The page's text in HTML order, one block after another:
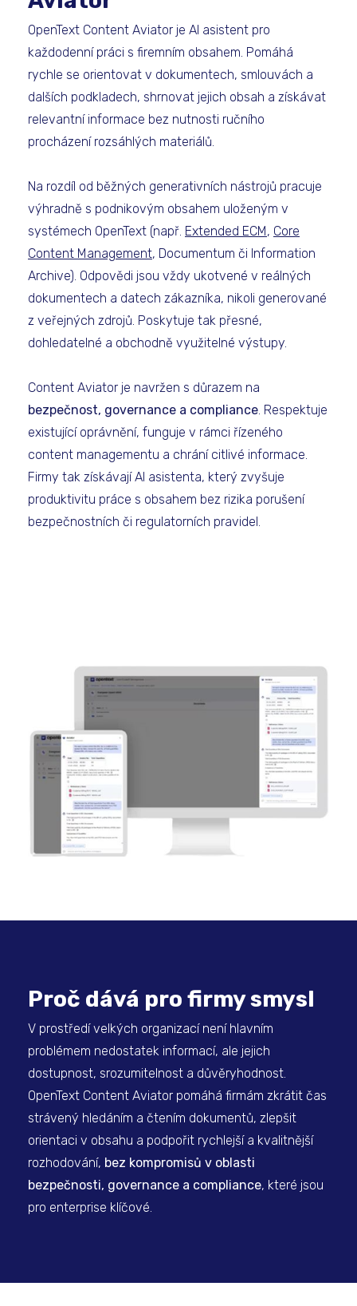
OpenText Content Aviator je AI asistent pro
každodenní práci s firemním obsahem. Pomáhá
rychle se orientovat v dokumentech, smlouvách a
dalších podkladech, shrnovat jejich obsah a získávat
relevantní informace bez nutnosti ručního
procházení rozsáhlých materiálů.
Na rozdíl od běžných generativních nástrojů pracuje
výhradně s podnikovým obsahem uloženým v
systémech OpenText (např. Extended ECM, Core
Content Management, Documentum či Information
Archive). Odpovědi jsou vždy ukotvené v reálných
dokumentech a datech zákazníka, nikoli generované
z veřejných zdrojů. Poskytuje tak přesné,
dohledatelné a obchodně využitelné výstupy.
Content Aviator je navržen s důrazem na
bezpečnost, governance a compliance . Respektuje
existující oprávnění, funguje v rámci řízeného
content managementu a chrání citlivé informace.
Firmy tak získávají AI asistenta, který zvyšuje
produktivitu práce s obsahem bez rizika porušení
bezpečnostních či regulatorních pravidel.
Proč dává pro firmy smysl
V prostředí velkých organizací není hlavním
problémem nedostatek informací, ale jejich
dostupnost, srozumitelnost a důvěryhodnost.
OpenText Content Aviator pomáhá firmám zkrátit čas
strávený hledáním a čtením dokumentů, zlepšit
orientaci v obsahu a podpořit rychlejší a kvalitnější
rozhodování, bez kompromisů v oblasti
bezpečnosti, governance a compliance, které jsou
pro enterprise klíčové.